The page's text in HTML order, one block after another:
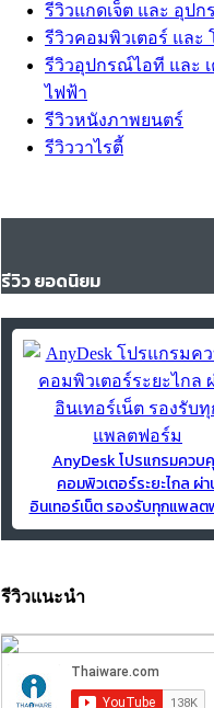
รีวิวแกดเจ็ต และ อุปก
รีวิวคอมพิวเตอร์ และ
รีวิวอุปกรณ์ไอที และ
ไฟฟ้า
รีวิวหนังภาพยนตร์
รีวิววาไรตี้
รีวิว ยอดนิยม
AnyDesk โปรแกรมควบ
คอมพิวเตอร์ระยะไกล ผ่า
อินเทอร์เน็ต รองรับทุกแพล
รีวิวแนะนำ